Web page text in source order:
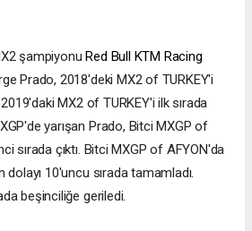
şampiyonuRed Bull KTM Racing
Prado, 2018'deki MX2 of TURKEY'i
MX2 of TURKEY'i ilk sırada
yarışan Prado, Bitci MXGP of
sırada çıktı. Bitci MXGP of AFYON'da
10'uncu sırada tamamladı.
beşinciliğe geriledi.